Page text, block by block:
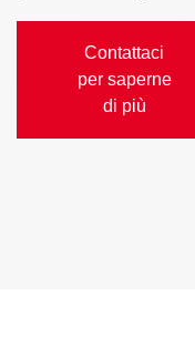
Contattaci
per saperne
di più